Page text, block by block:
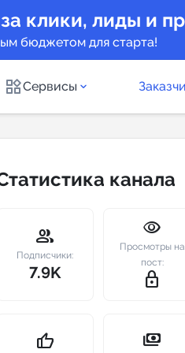
клики, лиды и
бюджетом для старта!
Сервисы
New
канала
group
Подписчики:
7.9K
visibility
Просмотры на
пост:
lock_outline
thumb_up payments